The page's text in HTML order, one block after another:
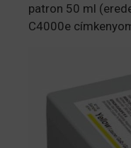
patron 50 ml
C4000e